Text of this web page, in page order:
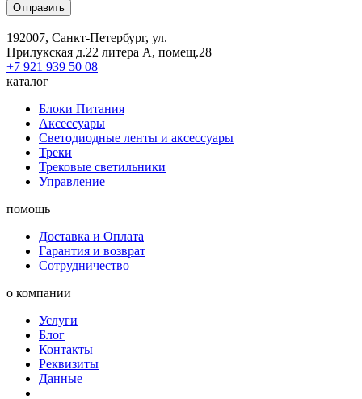
Отправить
192007, Санкт-Петербург, ул.
Прилукская д.22 литера А, помещ.28
+7 921 939 50 08
каталог
Блоки Питания
Аксессуары
Светодиодные ленты и аксессуары
Треки
Трековые светильники
Управление
помощь
Доставка и Оплата
Гарантия и возврат
Сотрудничество
о компании
Услуги
Блог
Контакты
Реквизиты
Данные